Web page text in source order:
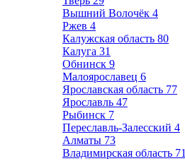
Вышний Волочёк 4
Ржев 4
Калужская область 80
Калуга 31
Обнинск 9
Малоярославец 6
Ярославская область 77
Ярославль 47
Рыбинск 7
Переславль-Залесский 4
Алматы 73
Владимирская область 71